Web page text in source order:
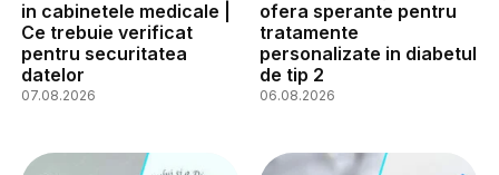
in cabinetele medicale |
Ce trebuie verificat
pentru securitatea
datelor
07.08.2026
ofera sperante pentru
tratamente
personalizate in diabetul
de tip 2
06.08.2026